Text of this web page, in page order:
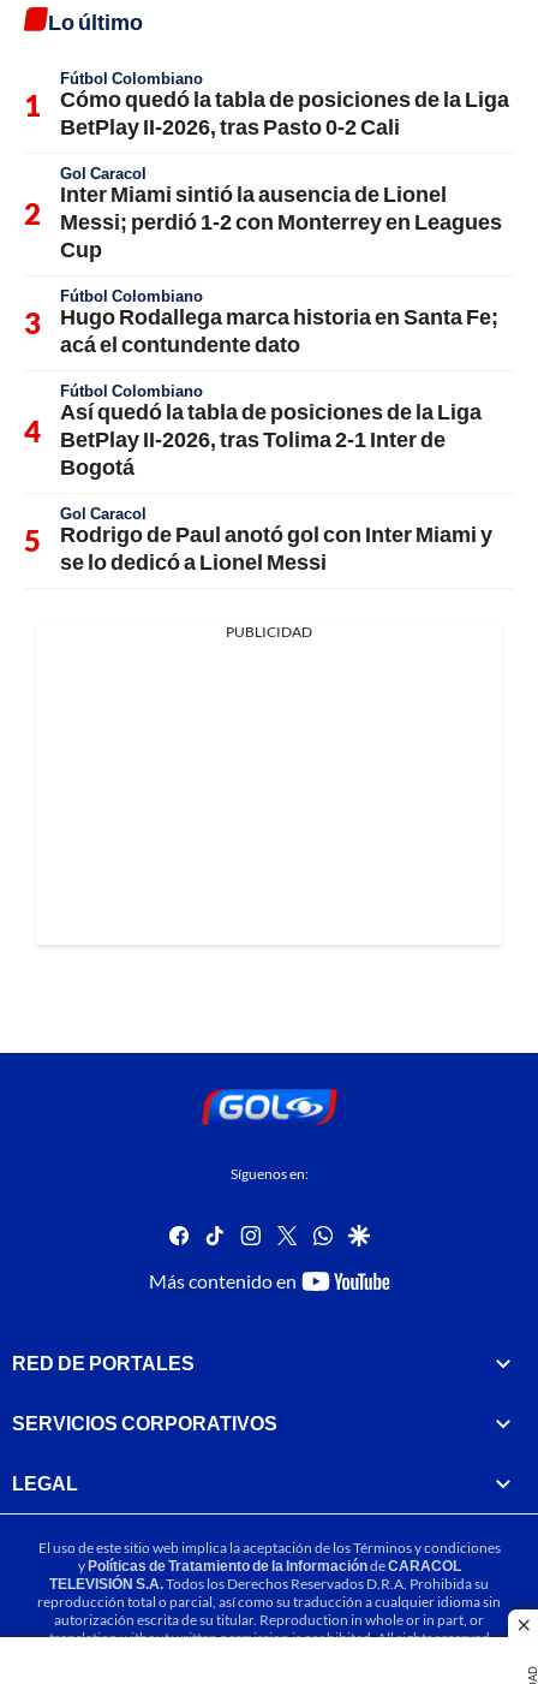
Lo último
Fútbol Colombiano
Cómo quedó la tabla de posiciones de la Liga
BetPlay II-2026, tras Pasto 0-2 Cali
Gol Caracol
Inter Miami sintió la ausencia de Lionel
Messi; perdió 1-2 con Monterrey en Leagues
Cup
Fútbol Colombiano
Hugo Rodallega marca historia en Santa Fe;
acá el contundente dato
Fútbol Colombiano
Así quedó la tabla de posiciones de la Liga
BetPlay II-2026, tras Tolima 2-1 Inter de
Bogotá
Gol Caracol
Rodrigo de Paul anotó gol con Inter Miami y
se lo dedicó a Lionel Messi
PUBLICIDAD
Síguenos en:
facebook
tiktok instagram
twitterwhatsapp
google
Más contenido en
youtube-
RED DE PORTALES
SERVICIOS CORPORATIVOS
LEGAL
El uso de este sitio web implica la aceptación de losTérminos y condiciones
yPolíticas de Tratamiento de la InformacióndeCARACOL
TELEVISIÓN S.A.Todos los Derechos Reservados D.R.A. Prohibida su
reproducción total o parcial, así como su traducción a cualquier idioma sin
autorización escrita de su titular. Reproduction in whole or in part, or
translation without written permission is prohibited. All rights reserved